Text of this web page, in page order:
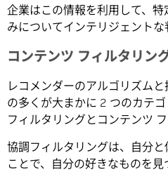
企業はこの情報を利用して、
みについてインテリジェントな
コンテンツ フィルタリン
レコメンダーのアルゴリズム
の多くが大まかに 2 つのカテ
フィルタリングとコンテンツ フ
協調フィルタリングは、自分
ことで、自分の好きなものを見